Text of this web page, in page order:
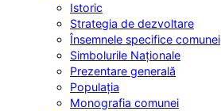
Istoric
Strategia de dezvoltare
Însemnele specifice comunei
Simbolurile Naționale
Prezentare generală
Populația
Monografia comunei